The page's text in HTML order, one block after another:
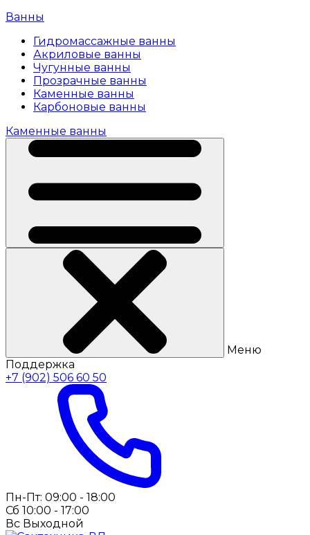
Ванны
Гидромассажные ванны
Акриловые ванны
Чугунные ванны
Прозрачные ванны
Каменные ванны
Карбоновые ванны
Каменные ванны
Меню
Поддержка
+7 (902) 506 60 50
Пн-Пт: 09:00 - 18:00
Сб 10:00 - 17:00
Вс Выходной